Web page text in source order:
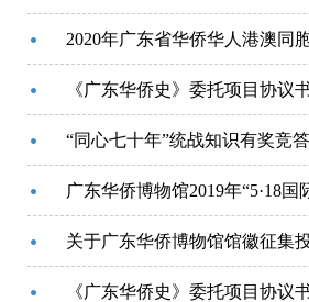
2020年广东省华侨华人港澳同
《广东华侨史》委托项目协议
“同心七十年”统战知识有奖竞
广东华侨博物馆2019年“5·18
关于广东华侨博物馆馆徽征集
《广东华侨史》委托项目协议